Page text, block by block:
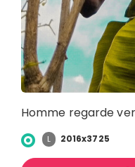
Homme regarde
L 2016x3725